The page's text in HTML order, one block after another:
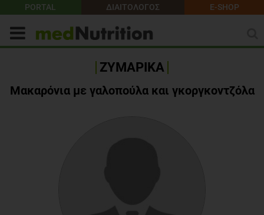
PORTAL ΔΙΑΙΤΟΛΟΓΟΣ E-SHOP
ΖΥΜΑΡΙΚΑ
Μακαρόνια με γαλοπούλα και γκοργκοντζόλα